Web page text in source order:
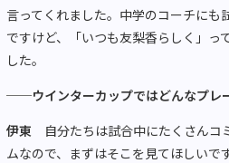
言ってくれました。中学のコーチにも
ですけど、「いつも友梨香らしく」っ
した。
──ウインターカップではどんなプレ
伊東 自分たちは試合中にたくさん
ムなので、まずはそこを見てほしいで